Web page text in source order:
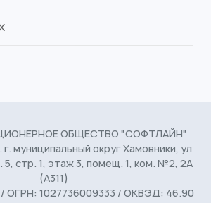
ОБЩЕСТВО "СОФТЛАЙН"
муниципальный округ Хамовники, ул
5, стр. 1, этаж 3, помещ. 1, ком. №2, 2А
(А311)
ОГРН: 1027736009333 / ОКВЭД: 46.90